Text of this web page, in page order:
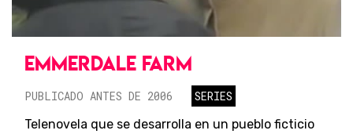
EMMERDALE FARM
PUBLICADO ANTES DE 2006
SERIES
Telenovela que se desarrolla en un pueblo ficticio